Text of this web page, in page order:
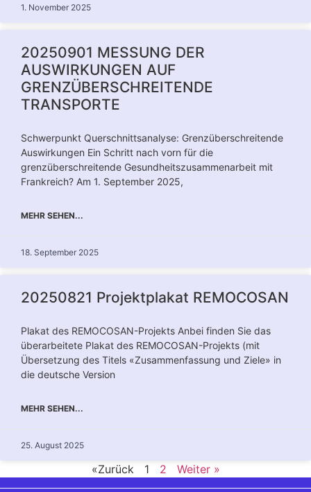
1. November 2025
20250901 MESSUNG DER
AUSWIRKUNGEN AUF
GRENZÜBERSCHREITENDE
TRANSPORTE
Schwerpunkt Querschnittsanalyse: Grenzüberschreitende
Auswirkungen Ein Schritt nach vorn für die
grenzüberschreitende Gesundheitszusammenarbeit mit
Frankreich? Am 1. September 2025,
MEHR SEHEN...
18. September 2025
20250821 Projektplakat REMOCOSAN
Plakat des REMOCOSAN-Projekts Anbei finden Sie das
überarbeitete Plakat des REMOCOSAN-Projekts (mit
Übersetzung des Titels «Zusammenfassung und Ziele» in
die deutsche Version
MEHR SEHEN...
25. August 2025
«Zurück 1 2 Weiter »